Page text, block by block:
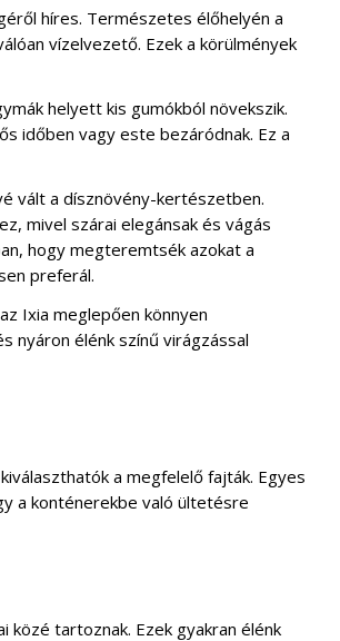
híres. Természetes élőhelyén a
vízelvezető. Ezek a körülmények
helyett kis gumókból növekszik.
időben vagy este bezáródnak. Ez a
vált a dísznövény-kertészetben.
mivel szárai elegánsak és vágás
hogy megteremtsék azokat a
preferál.
Ixia meglepően könnyen
nyáron élénk színű virágzással
a megfelelő fajták. Egyes
a konténerekbe való ültetésre
tartoznak. Ezek gyakran élénk